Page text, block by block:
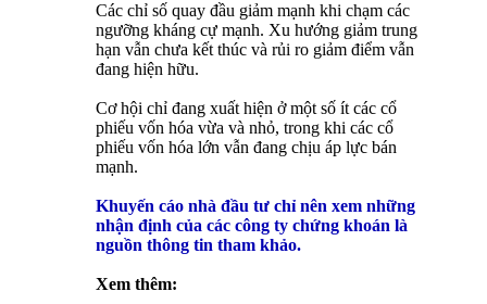
Các chỉ số quay đầu giảm mạnh khi chạm các
ngưỡng kháng cự mạnh. Xu hướng giảm trung
hạn vẫn chưa kết thúc và rủi ro giảm điểm vẫn
đang hiện hữu.
Cơ hội chỉ đang xuất hiện ở một số ít các cổ
phiếu vốn hóa vừa và nhỏ, trong khi các cổ
phiếu vốn hóa lớn vẫn đang chịu áp lực bán
mạnh.
Khuyến cáo nhà đầu tư chỉ nên xem những
nhận định của các công ty chứng khoán là
nguồn thông tin tham khảo.
Xem thêm: